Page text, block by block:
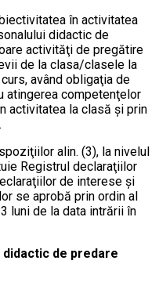
în activitatea
didactic de
activităţi de pregătire
de la clasa/clasele la
având obligaţia de
atingerea competenţelor
activitatea la clasă şi prin
alin. (3), la nivelul
Registrul declaraţiilor
de interese şi
se aprobă prin ordin al
luni de la data intrării în
de predare